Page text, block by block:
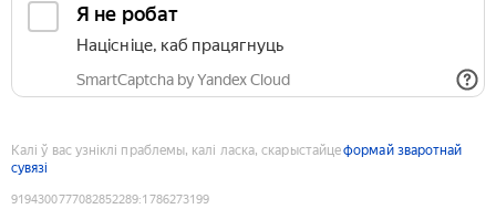
Я не робат
Націсніце, каб працягнуць
SmartCaptcha by Yandex Cloud
Калі ў вас узніклі праблемы, калі ласка, скарыстайцеформай зваротнай
сувязі
9194300777082852289:1786273199